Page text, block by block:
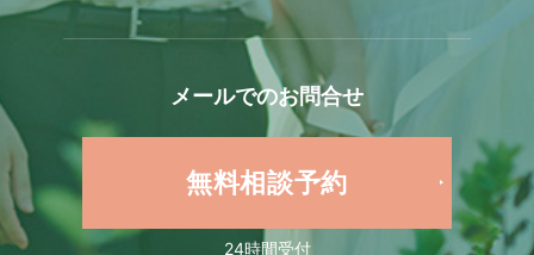
メールでのお問合せ
無料相談予約
24時間受付